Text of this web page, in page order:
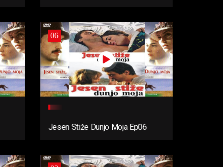
06
Jesen Stiže Dunjo Moja Ep06